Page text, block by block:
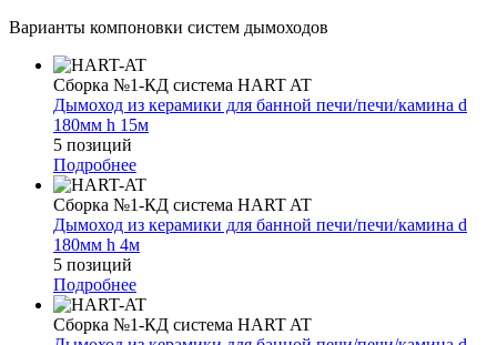
Варианты компоновки систем дымоходов
Сборка №1-КД система HART AT
Дымоход из керамики для банной печи/печи/камина d
180мм h 15м
5 позиций
Подробнее
Сборка №1-КД система HART AT
Дымоход из керамики для банной печи/печи/камина d
180мм h 4м
5 позиций
Подробнее
Сборка №1-КД система HART AT